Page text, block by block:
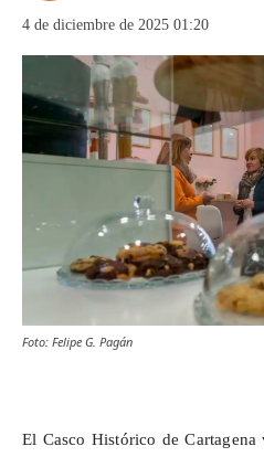
4 de diciembre de 2025 01:20
Foto: Felipe G. Pagán
El Casco Histórico de